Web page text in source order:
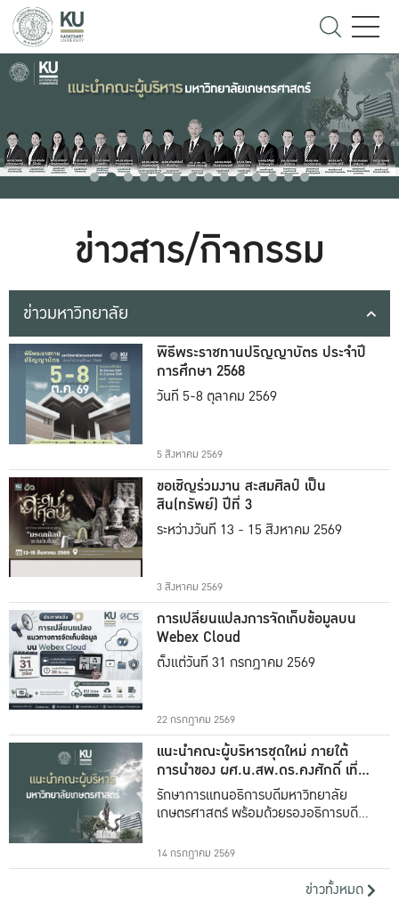
ข่าวสาร/กิจกรรม
ข่าวมหาวิทยาลัย
พิธีพระราชทานปริญญาบัตร ประจำปี
การศึกษา 2568
วันที่ 5-8 ตุลาคม 2569
5 สิงหาคม 2569
ขอเชิญร่วมงาน สะสมศิลป์ เป็น
สิน(ทรัพย์) ปีที่ 3
ระหว่างวันที่ 13 - 15 สิงหาคม 2569
3 สิงหาคม 2569
การเปลี่ยนแปลงการจัดเก็บข้อมูลบน
Webex Cloud
ตั้งแต่วันที่ 31 กรกฎาคม 2569
22 กรกฎาคม 2569
แนะนำคณะผู้บริหารชุดใหม่ ภายใต้
การนำของ ผศ.น.สพ.ดร.คงศักดิ์ เที่ยง
ธรรม
รักษาการแทนอธิการบดีมหาวิทยาลัย
เกษตรศาสตร์ พร้อมด้วยรองอธิการบดีทั้ง
14 กรกฎาคม 2569
ข่าวทั้งหมด